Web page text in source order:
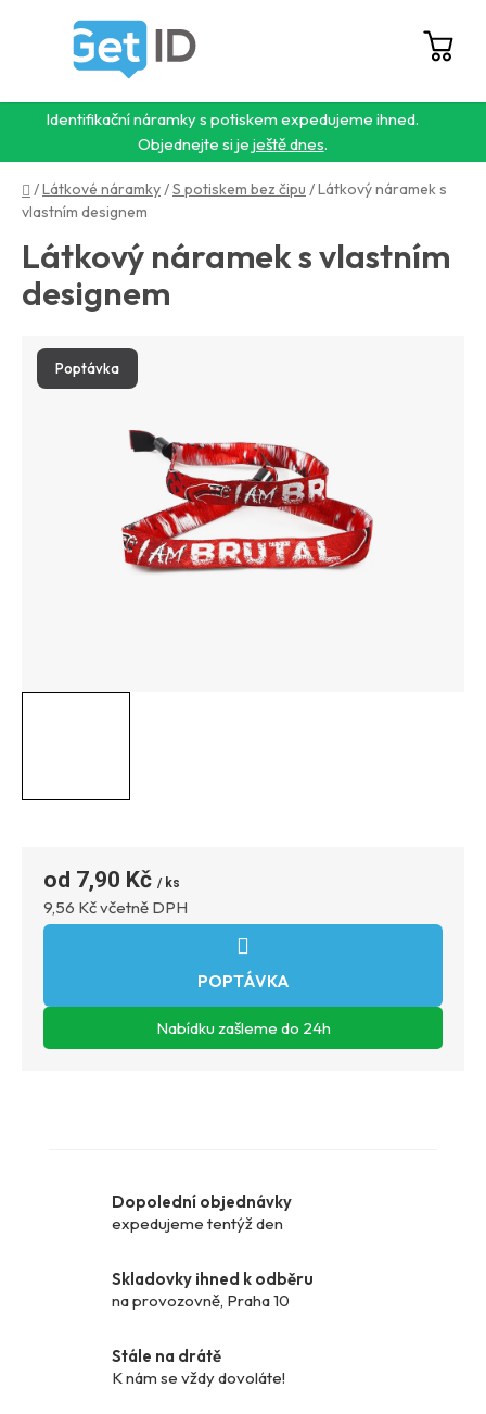
Identifikační náramky s potiskem expedujeme ihned.
Objednejte si je ještě dnes.
Hledat
Domů
/Látkové náramky/S potiskem bez čipu /Látkový náramek s
vlastním designem
7,90 Kč
9,56 Kč včetně DPH
ZEPTAT SE
Látkový náramek s vlastním
designem
Poptávka
Dopolední objednávky
expedujeme tentýž den
Skladovky ihned k odběru
na provozovně, Praha 10
Stále na drátě
K nám se vždy dovoláte!